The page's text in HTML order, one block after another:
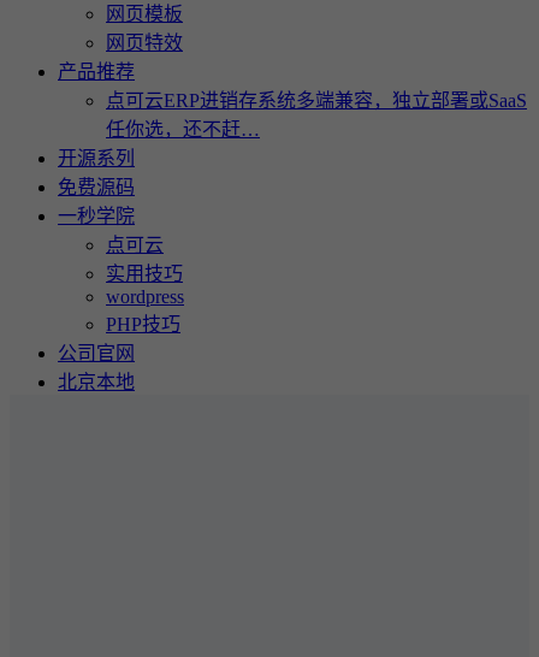
网页模板
网页特效
产品推荐
点可云ERP进销存系统多端兼容，独立部署或SaaS
任你选，还不赶…
开源系列
免费源码
一秒学院
点可云
实用技巧
wordpress
PHP技巧
公司官网
北京本地